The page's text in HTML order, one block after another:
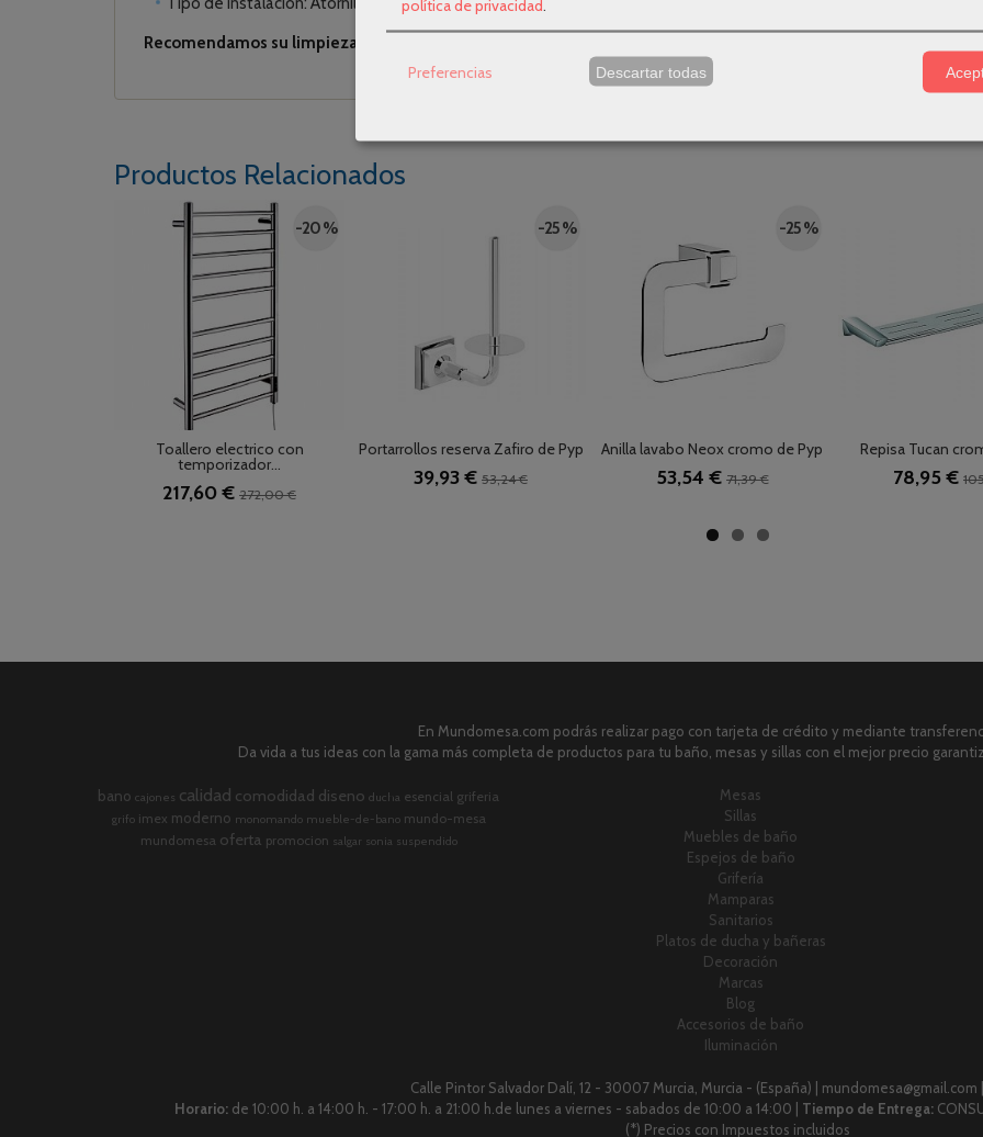
Recomendamos su limpieza con un paño húmedo con agua, y secar con un paño seco.
Productos Relacionados
-20 %
Toallero electrico con
temporizador...
217,60 € 272,00 €
-25 %
Portarrollos reserva Zafiro de Pyp
39,93 € 53,24 €
-25 %
Anilla lavabo Neox cromo de Pyp
53,54 € 71,39 €
Repisa Tucan
78,95 €
En Mundomesa.com podrás realizar pago con tarjeta de crédito y mediante
Da vida a tus ideas con la gama más completa de productos para tu baño, mesas y sillas con el mejor precio
bano cajones calidad comodidad diseno ducha esencial griferia
grifo imex moderno monomando mueble-de-bano mundo-mesa
mundomesa oferta promocion salgar sonia suspendido
Mesas
Sillas
Muebles de baño
Espejos de baño
Grifería
Mamparas
Sanitarios
Platos de ducha y bañeras
Decoración
Marcas
Blog
Accesorios de baño
Iluminación
Calle Pintor Salvador Dalí, 12 - 30007 Murcia, Murcia - (España) | mundomesa@gmail.com |
Horario: de 10:00 h. a 14:00 h. - 17:00 h. a 21:00 h.de lunes a viernes - sabados de 10:00 a 14:00 | Tiempo de Entrega:
(*) Precios con Impuestos incluidos
política de privacidad.
Preferencias Descartar todas